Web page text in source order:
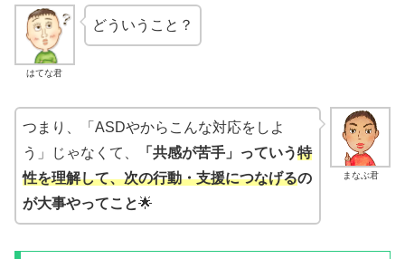
はてな君
どういうこと？
まなぶ君
つまり、「ASDやからこんな対応をしよ
う」じゃなくて、
「共感が苦手」っていう特
性を理解して、次の行動・支援につなげるの
が大事やってこと🌟